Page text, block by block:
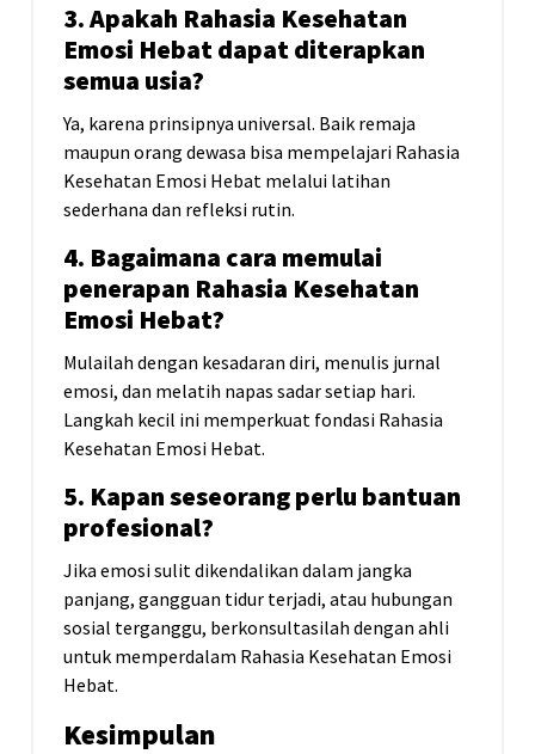
3. Apakah Rahasia Kesehatan
Emosi Hebat dapat diterapkan
semua usia?
Ya, karena prinsipnya universal. Baik remaja
maupun orang dewasa bisa mempelajari Rahasia
Kesehatan Emosi Hebat melalui latihan
sederhana dan refleksi rutin.
4. Bagaimana cara memulai
penerapan Rahasia Kesehatan
Emosi Hebat?
Mulailah dengan kesadaran diri, menulis jurnal
emosi, dan melatih napas sadar setiap hari.
Langkah kecil ini memperkuat fondasi Rahasia
Kesehatan Emosi Hebat.
5. Kapan seseorang perlu bantuan
profesional?
Jika emosi sulit dikendalikan dalam jangka
panjang, gangguan tidur terjadi, atau hubungan
sosial terganggu, berkonsultasilah dengan ahli
untuk memperdalam Rahasia Kesehatan Emosi
Hebat.
Kesimpulan